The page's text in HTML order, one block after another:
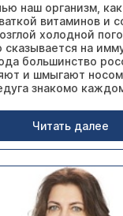
наш организм, как
витаминов и
холодной
сказывается на
большинство
и шмыгают
знакомо
Читать далее